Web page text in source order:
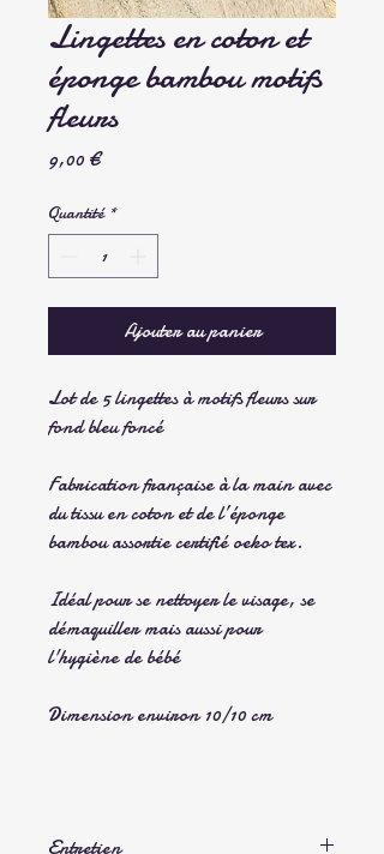
Lingettes en coton et
éponge bambou motifs
fleurs
9,00 €Prix
Quantité *
Ajouter au panier
Lot de 5 lingettes à motifs fleurs sur
fond bleu foncé
Fabrication française à la main avec
du tissu en coton et de l’éponge
bambou assortie certifié oeko tex.
Idéal pour se nettoyer le visage, se
démaquiller mais aussi pour
l'hygiène de bébé
Dimension environ 10/10 cm
Entretien